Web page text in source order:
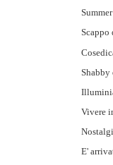
Scappo
Vivere
E'